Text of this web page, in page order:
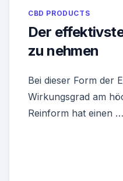
CBD PRODUCTS
Der
zu nehmen
Bei dieser Form der
Wirkungsgrad am
Reinform hat einen …